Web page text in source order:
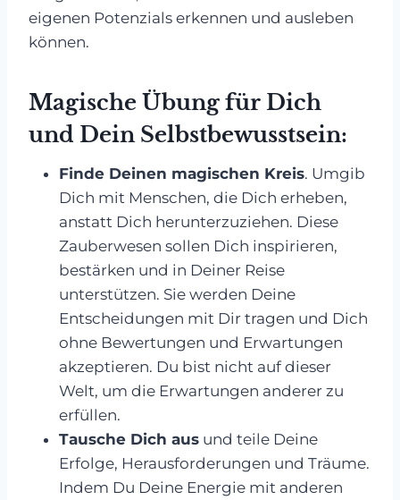
eigenen Potenzials erkennen und ausleben
können.
Magische Übung für Dich
und Dein Selbstbewusstsein:
Finde Deinen magischen Kreis. Umgib
Dich mit Menschen, die Dich erheben,
anstatt Dich herunterzuziehen. Diese
Zauberwesen sollen Dich inspirieren,
bestärken und in Deiner Reise
unterstützen. Sie werden Deine
Entscheidungen mit Dir tragen und Dich
ohne Bewertungen und Erwartungen
akzeptieren. Du bist nicht auf dieser
Welt, um die Erwartungen anderer zu
erfüllen.
Tausche Dich aus und teile Deine
Erfolge, Herausforderungen und Träume.
Indem Du Deine Energie mit anderen